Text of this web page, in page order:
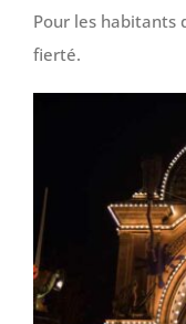
Pour les habitants
fierté.